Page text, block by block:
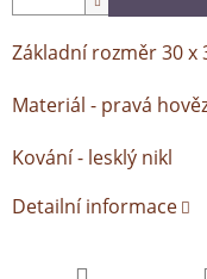
Základní rozměr 30 x
Materiál - pravá
Kování - lesklý nikl
Detailní informace